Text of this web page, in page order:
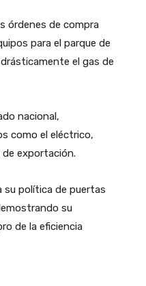
órdenes de compra
para el parque de
el gas de
nacional,
como el eléctrico,
exportación.
su política de puertas
su
de la eficiencia